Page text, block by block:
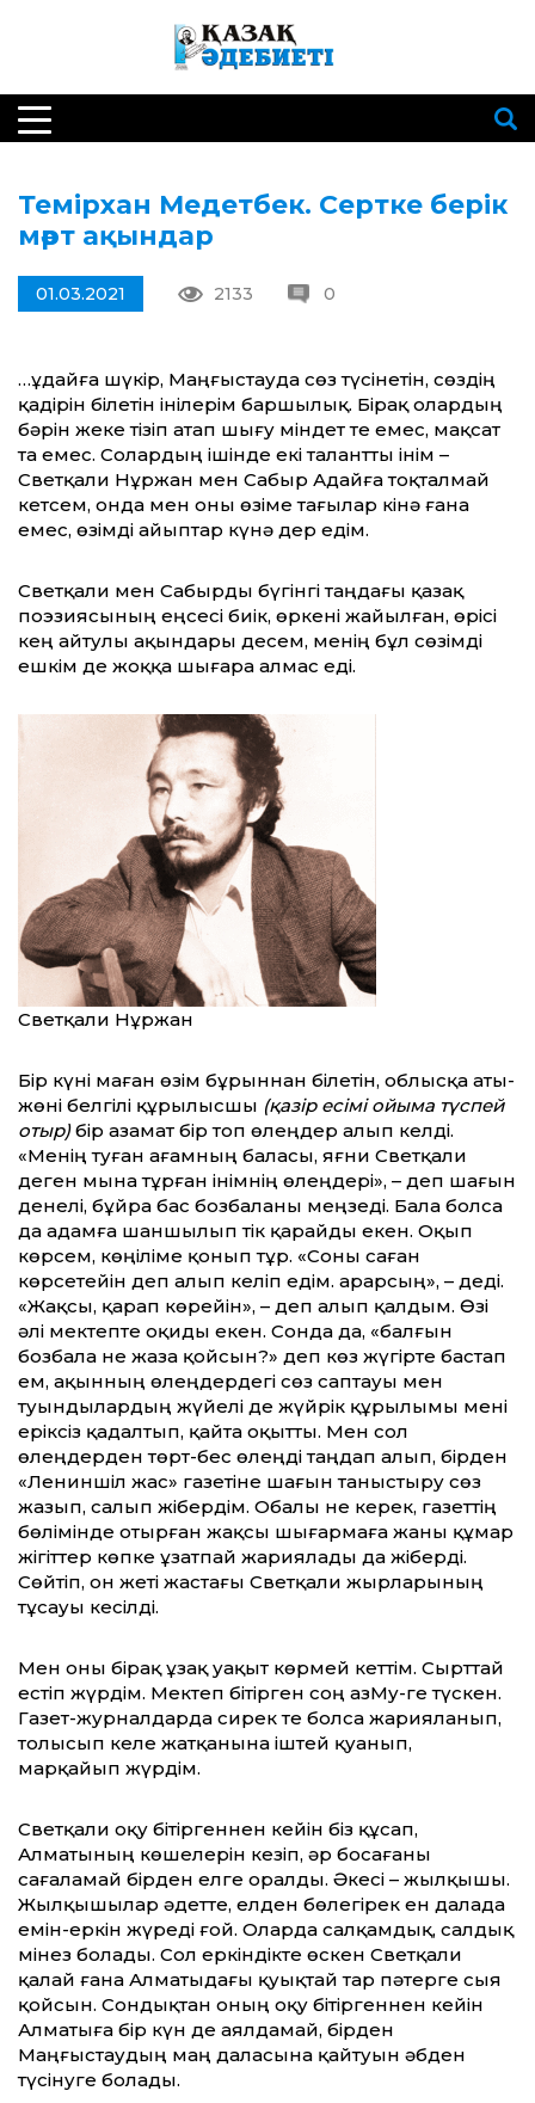
Темірхан Медетбек. Сертке берік
мәрт ақындар
01.03.2021 2133 0
…Құдайға шүкір, Маңғыстауда сөз түсінетін, сөздің
қадірін білетін інілерім баршылық. Бірақ олардың
бәрін жеке тізіп атап шығу міндет те емес, мақсат
та емес. Солардың ішінде екі талантты інім –
Светқали Нұржан мен Сабыр Адайға тоқталмай
кетсем, онда мен оны өзіме тағылар кінә ғана
емес, өзімді айыптар күнә дер едім.
Светқали мен Сабырды бүгінгі таңдағы қазақ
поэзиясының еңсесі биік, өркені жайылған, өрісі
кең айтулы ақындары десем, менің бұл сөзімді
ешкім де жоққа шығара алмас еді.
Светқали Нұржан
Бір күні маған өзім бұрыннан білетін, облысқа аты-
жөні белгілі құрылысшы (қазір есімі ойыма түспей
отыр)бір азамат бір топ өлеңдер алып келді.
«Менің туған ағамның баласы, яғни Светқали
деген мына тұрған інімнің өлеңдері», – деп шағын
денелі, бұйра бас бозбаланы меңзеді. Бала болса
да адамға шаншылып тік қарайды екен. Оқып
көрсем, көңіліме қонып тұр. «Соны саған
көрсетейін деп алып келіп едім. Қарарсың», – деді.
«Жақсы, қарап көрейін», – деп алып қалдым. Өзі
әлі мектепте оқиды екен. Сонда да, «балғын
бозбала не жаза қойсын?» деп көз жүгірте бастап
ем, ақынның өлеңдердегі сөз саптауы мен
туындылардың жүйелі де жүйрік құрылымы мені
еріксіз қадалтып, қайта оқытты. Мен сол
өлеңдерден төрт-бес өлеңді таңдап алып, бірден
«Лениншіл жас» газетіне шағын таныстыру сөз
жазып, салып жібердім. Обалы не керек, газеттің
бөлімінде отырған жақсы шығармаға жаны құмар
жігіттер көпке ұзатпай жариялады да жіберді.
Сөйтіп, он жеті жастағы Светқали жырларының
тұсауы кесілді.
Мен оны бірақ ұзақ уақыт көрмей кеттім. Сырттай
естіп жүрдім. Мектеп бітірген соң ҚазМу-ге түскен.
Газет-журналдарда сирек те болса жарияланып,
толысып келе жатқанына іштей қуанып,
марқайып жүрдім.
Светқали оқу бітіргеннен кейін біз құсап,
Алматының көшелерін кезіп, әр босағаны
сағаламай бірден елге оралды. Әкесі – жылқышы.
Жылқышылар әдетте, елден бөлегірек ен далада
емін-еркін жүреді ғой. Оларда салқамдық, салдық
мінез болады. Сол еркіндікте өскен Светқали
қалай ғана Алматыдағы қуықтай тар пәтерге сыя
қойсын. Сондықтан оның оқу бітіргеннен кейін
Алматыға бір күн де аялдамай, бірден
Маңғыстаудың маң даласына қайтуын әбден
түсінуге болады.